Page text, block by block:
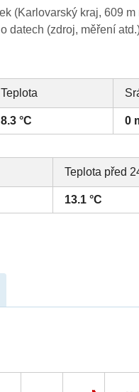
(Karlovarský kraj, 609
datech (zdroj, měření
Teplota
8.3 °C 0
Teplota před
13.1 °C